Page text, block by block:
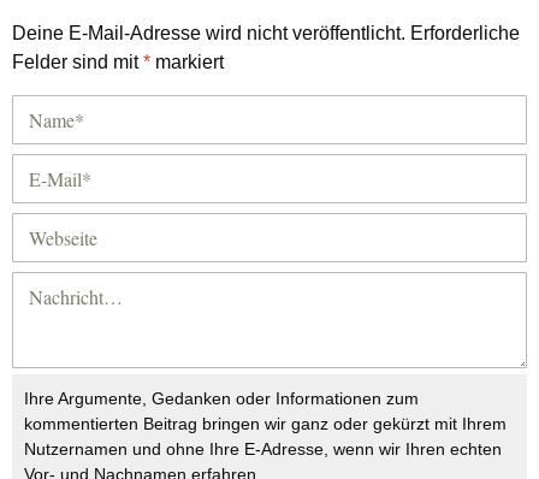
Deine E-Mail-Adresse wird nicht veröffentlicht. Erforderliche
Felder sind mit* markiert
Ihre Argumente, Gedanken oder Informationen zum
kommentierten Beitrag bringen wir ganz oder gekürzt mit Ihrem
Nutzernamen und ohne Ihre E-Adresse, wenn wir Ihren echten
Vor- und Nachnamen erfahren.